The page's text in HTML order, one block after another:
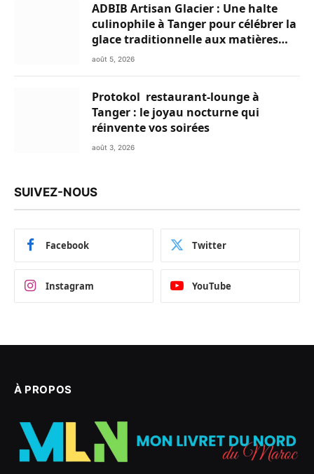
ADBIB Artisan Glacier : Une halte
culinophile à Tanger pour célébrer la
glace traditionnelle aux matières
premières de choix
août 5, 2026
Protokol restaurant-lounge à
Tanger : le joyau nocturne qui
réinvente vos soirées
août 3, 2026
SUIVEZ-NOUS
Facebook Twitter
Instagram YouTube
À PROPOS